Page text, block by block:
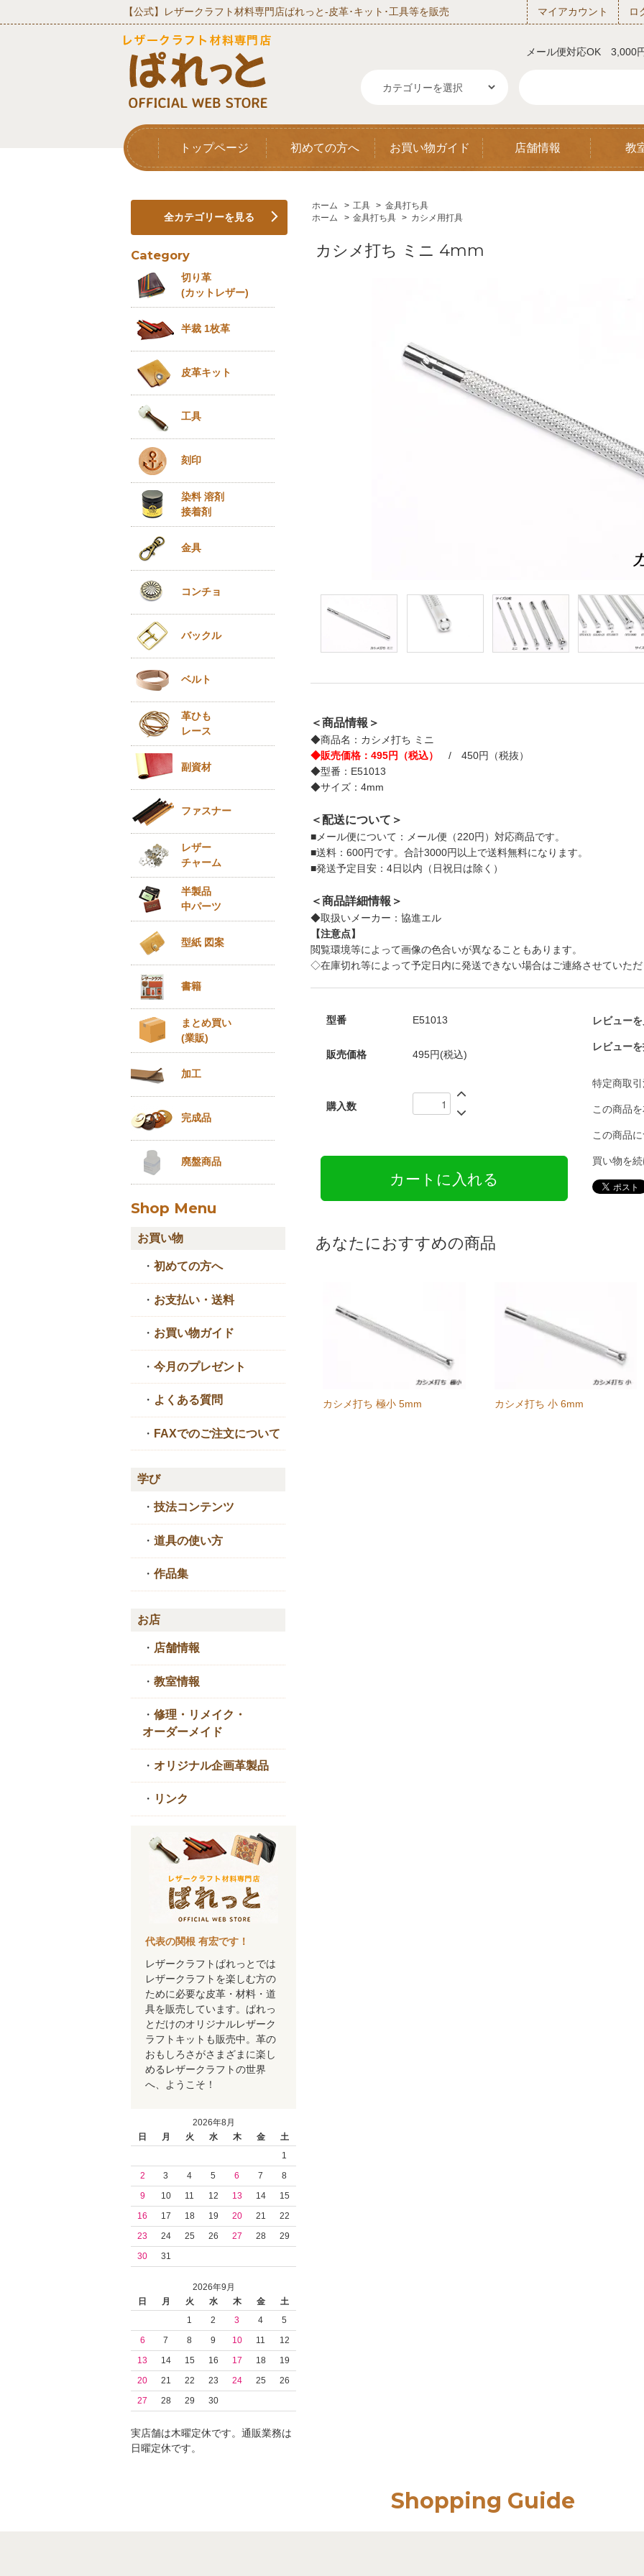
【公式】レザークラフト材料専門店ぱれっと‐皮革･キット･工具等を販売 マイアカウント ロ
メール便対応OK 3,000
トップページ 初めての方へ お買い物ガイド 店舗情報 教
ホーム > 工具 > 金具打ち具
ホーム
> 金具打ち具 > カシメ用打具
カシメ打ち ミニ 4mm
＜商品情報＞
◆商品名：カシメ打ち ミニ
◆販売価格：495円（税込）
/ 450円（税抜）
◆型番：E51013
◆サイズ：4mm
＜配送について＞
■メール便について：メール便（220円）対応商品です。
■送料：600円です。合計3000円以上で送料無料になります。
■発送予定目安：4日以内（日祝日は除く）
＜商品詳細情報＞
◆取扱いメーカー：協進エル
【注意点】
閲覧環境等によって画像の色合いが異なることもあります。
◇在庫切れ等によって予定日内に発送できない場合はご連絡させていた
型番 E51013
販売価格 495円(税込)
購入数
レビュー
レビュー
特定商取
この商品
この商品
買い物を
あなたにおすすめの商品
カシメ打ち 極小 5mm カシメ打ち 小 6mm
全カテゴリーを見る
Category
切り革
(カットレザー)
半裁 1枚革
皮革キット
工具
刻印
染料 溶剤
接着剤
金具
コンチョ
バックル
ベルト
革ひも
レース
副資材
ファスナー
レザー
チャーム
半製品
中パーツ
型紙 図案
書籍
まとめ買い
(業販)
加工
完成品
廃盤商品
Shop Menu
お買い物
・ 初めての方へ
・ お支払い・送料
・ お買い物ガイド
・ 今月のプレゼント
・ よくある質問
・ FAXでのご注文について
学び
・ 技法コンテンツ
・ 道具の使い方
・ 作品集
お店
・ 店舗情報
・ 教室情報
・ 修理・リメイク・
オーダーメイド
・ オリジナル企画革製品
・ リンク
代表の関根 有宏です！
レザークラフトぱれっとでは
レザークラフトを楽しむ方の
ために必要な皮革・材料・道
具を販売しています。ぱれっ
とだけのオリジナルレザーク
ラフトキットも販売中。革の
おもしろさがさまざまに楽し
めるレザークラフトの世界
へ、ようこそ！
2026年8月
日
月 火 水 木 金
土
1
2
3 4 5 6 7
8
9
10 11 12 13 14
15
16
17 18 19 20 21
22
23
24 25 26 27 28
29
30
31
2026年9月
日
月 火 水 木 金
土
1
2 3 4
5
6
7 8 9 10 11
12
13
14 15 16 17 18
19
20
21 22 23 24 25
26
27
28 29 30
実店舗は木曜定休です。通販業務は
日曜定休です。
Shopping Guide